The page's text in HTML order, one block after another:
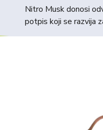
Nitro Musk donosi
potpis koji se razvija